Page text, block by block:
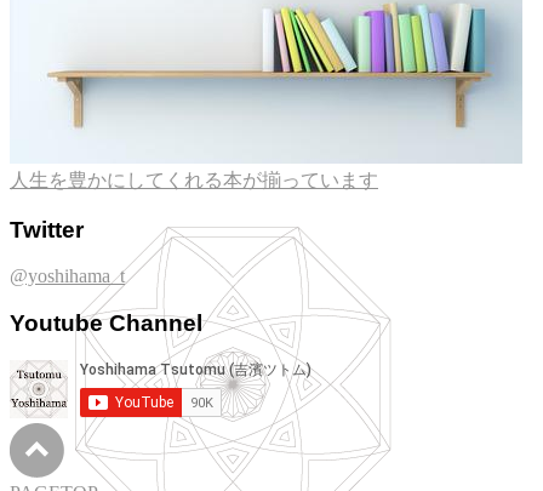
人生を豊かにしてくれる本が揃っています
Twitter
@yoshihama_t
Youtube Channel